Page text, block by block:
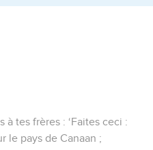
à tes frères : ‘Faites ceci :
le pays de Canaan ;